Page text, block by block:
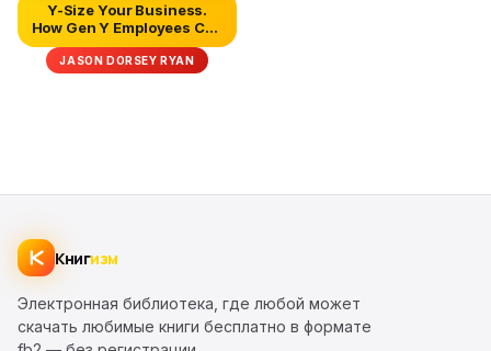
Y-Size Your Business.
How Gen Y Employees Can
Save...
JASON DORSEY RYAN
Книгизм
Электронная библиотека, где любой может
скачать любимые книги бесплатно в формате